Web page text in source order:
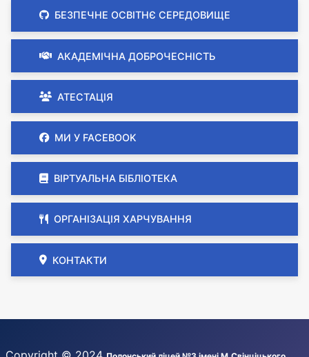
БЕЗПЕЧНЕ ОСВІТНЄ СЕРЕДОВИЩЕ
АКАДЕМІЧНА ДОБРОЧЕСНІСТЬ
АТЕСТАЦІЯ
МИ У FACEBOOK
ВІРТУАЛЬНА БІБЛІОТЕКА
ОРГАНІЗАЦІЯ ХАРЧУВАННЯ
КОНТАКТИ